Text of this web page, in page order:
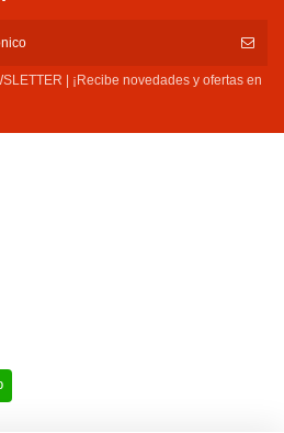
| ¡Recibe novedades y ofertas en